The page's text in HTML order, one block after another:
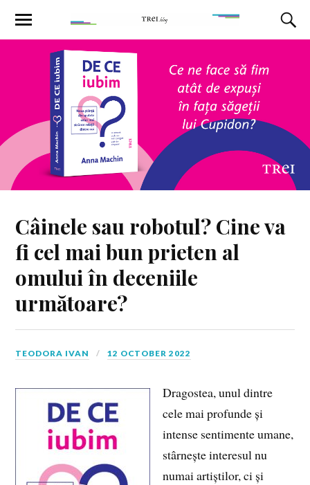
Câinele sau robotul? Cine va
fi cel mai bun prieten al
omului în deceniile
următoare?
TEODORA IVAN 12 OCTOBER 2022
Dragostea, unul dintre
cele mai profunde și
intense sentimente umane,
stârnește interesul nu
numai artiștilor, ci și